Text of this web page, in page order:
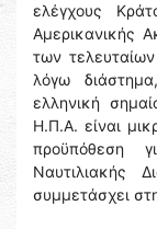
ελέγχους
Αμερικανικής
των
λόγω
ελληνική
Η.Π.Α. είναι
προϋπόθεση
Ναυτιλιακής
συμμετάσχει